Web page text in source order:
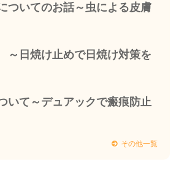
ついてのお話～虫による皮膚
～日焼け止めで日焼け対策を
いて～デュアックで瘢痕防止
その他一覧